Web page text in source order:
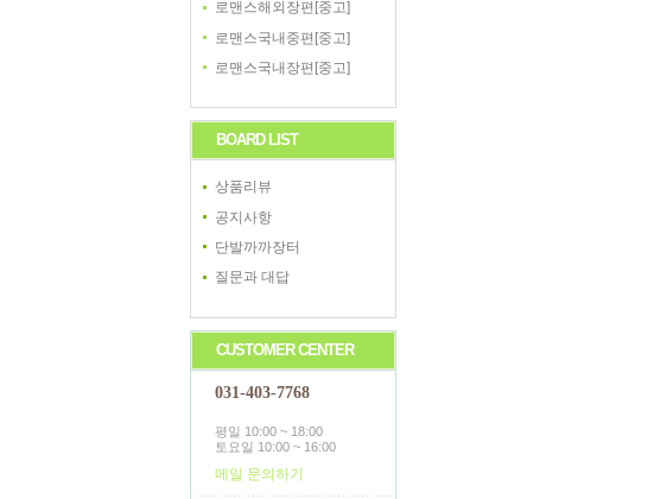
로맨스해외장편[중고]
로맨스국내중편[중고]
로맨스국내장편[중고]
BOARD LIST
상품리뷰
공지사항
단발까까장터
질문과 대답
CUSTOMER CENTER
031-403-7768
평일 10:00 ~ 18:00
토요일 10:00 ~ 16:00
메일 문의하기